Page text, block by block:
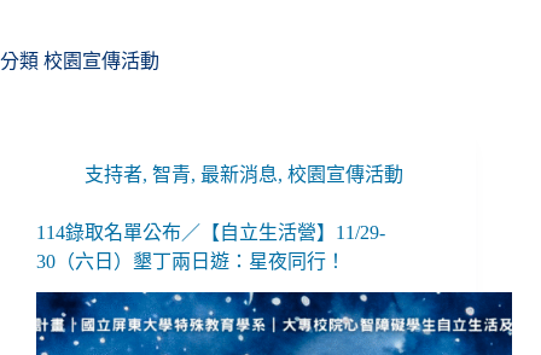
分類 校園宣傳活動
支持者, 智青, 最新消息, 校園宣傳活動
114錄取名單公布／【自立生活營】11/29-
30（六日）墾丁兩日遊：星夜同行！